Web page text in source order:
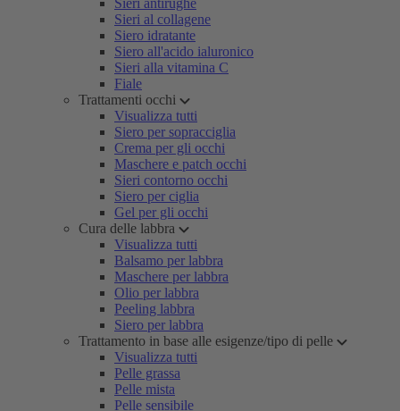
Sieri antirughe
Sieri al collagene
Siero idratante
Siero all'acido ialuronico
Sieri alla vitamina C
Fiale
Trattamenti occhi
Visualizza tutti
Siero per sopracciglia
Crema per gli occhi
Maschere e patch occhi
Sieri contorno occhi
Siero per ciglia
Gel per gli occhi
Cura delle labbra
Visualizza tutti
Balsamo per labbra
Maschere per labbra
Olio per labbra
Peeling labbra
Siero per labbra
Trattamento in base alle esigenze/tipo di pelle
Visualizza tutti
Pelle grassa
Pelle mista
Pelle sensibile